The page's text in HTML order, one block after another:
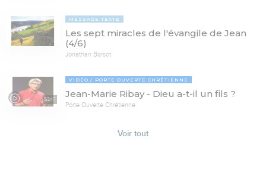
MESSAGE TEXTE
Les sept miracles de l'évangile de Jean
(4/6)
Jonathan Bersot
53:17
VIDÉO PORTE OUVERTE CHRÉTIENNE
Jean-Marie Ribay - Dieu a-t-il un fils ?
Porte Ouverte Chrétienne
Voir tout